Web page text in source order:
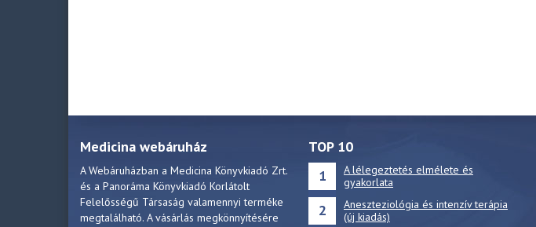
Medicina webáruház
A Webáruházban a Medicina Könyvkiadó Zrt.
és a Panoráma Könyvkiadó Korlátolt
Felelősségű Társaság valamennyi terméke
megtalálható. A vásárlás megkönnyítésére
TOP 10
1
A lélegeztetés elmélete és
gyakorlata
2
Aneszteziológia és intenzív terápia
(új kiadás)